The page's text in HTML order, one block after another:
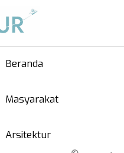
Beranda
Masyarakat
Arsitektur